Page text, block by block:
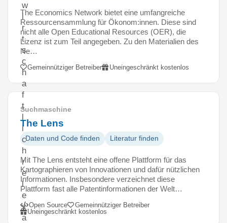
w
i
r
t
s
c
h
a
f
t
l
i
c
h
r
e
l
e
v
a
The Economics Network bietet eine umfangreiche
Ressourcensammlung für Ökonom:innen. Diese sind
nicht alle Open Educational Resources (OER), die
Lizenz ist zum Teil angegeben. Zu den Materialien des
Ne…
Gemeinnütziger Betreiber Uneingeschränkt kostenlos
Suchmaschine
The Lens
Daten und Code finden Literatur finden
Mit The Lens entsteht eine offene Plattform für das
Kartographieren von Innovationen und dafür nützlichen
Informationen. Insbesondere verzeichnet diese
Plattform fast alle Patentinformationen der Welt…
Open Source
Gemeinnütziger Betreiber
Uneingeschränkt kostenlos